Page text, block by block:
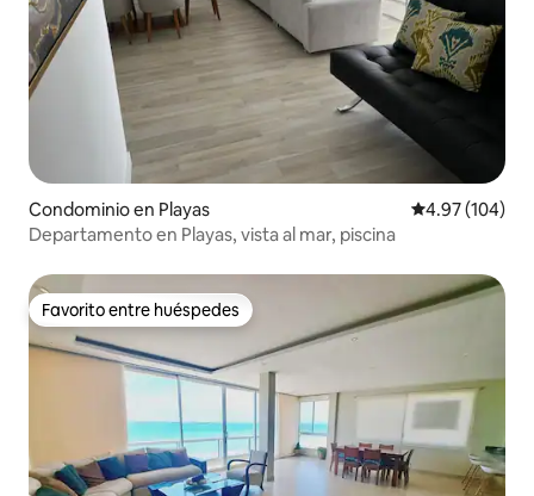
Condominio en Playas Calificación
4.97 (104)
Departamento en Playas, vista al mar, piscina
Favorito entre huéspedes
Favorito entre huéspedes